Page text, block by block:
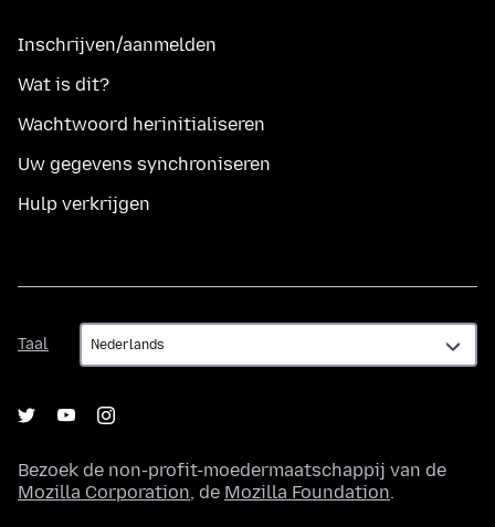
Inschrijven/aanmelden
Wat is dit?
Wachtwoord herinitialiseren
Uw gegevens synchroniseren
Hulp verkrijgen
Taal
Taal
Bezoek de non-profit-moedermaatschappij van de
Mozilla Corporation, de Mozilla Foundation.